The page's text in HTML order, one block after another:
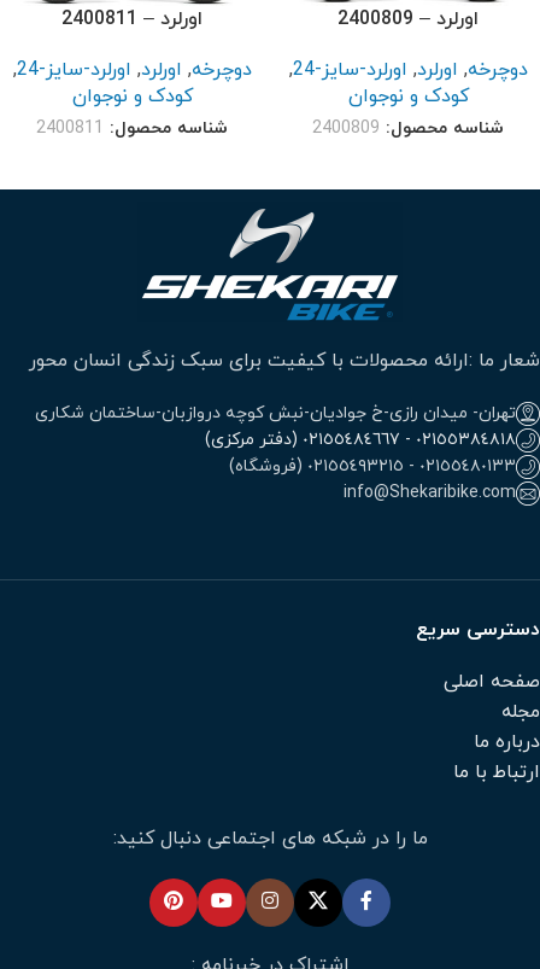
اورلرد – 2400809
دوچرخه, اورلرد, اورلرد-سایز-24
,
کودک و نوجوان
شناسه محصول: 2400809
اورلرد – 2400811
دوچرخه, اورلرد, اورلرد-سایز-24
,
کودک و نوجوان
شناسه محصول: 2400811
شعار ما :ارائه محصولات با کیفیت برای سبک زندگی انسان محور
تهران- میدان رازی-خ جوادیان-نبش کوچه دروازبان-ساختمان شکاری
٠٢١٥٥٣٨٤٨١٨ - ٠٢١٥٥٤٨٤٦٦٧ (دفتر مرکزی)
٠٢١٥٥٤٨٠١٣٣ - ٠٢١٥٥٤٩٣٢١٥ (فروشگاه)
info@Shekaribike.com
دسترسی سریع
صفحه اصلی
مجله
درباره ما
ارتباط با ما
ما را در شبکه های اجتماعی دنبال کنید: